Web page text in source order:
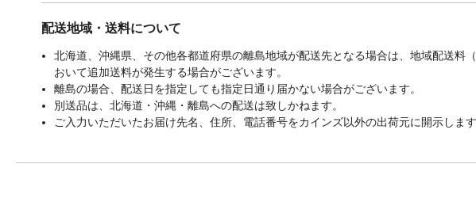
配送地域・送料について
北海道、沖縄県、その他各都道府県の離島地域が配送先となる場合は、地域配送
おいて追加送料が発生する場合がございます。
離島の場合、配送日を指定しても指定日通り届かない場合がございます。
別送品は、北海道・沖縄・離島への配送は致しかねます。
ご入力いただいたお届け先名、住所、電話番号をカインズ以外の出荷元に開示しま